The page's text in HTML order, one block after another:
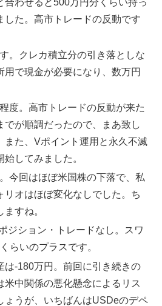
した。高市トレードの反動です
。クレカ積立分の引き落としな
用で現金が必要になり、数万円
度。高市トレードの反動が来た
でが順調だったので、まあ致し
また、Vポイント運用と永久不滅
してみました。
今回はほぼ米国株の下落で、私
リオはほぼ変化なしでした。ち
すね。
ジション・トレードなし。スワ
らいのプラスです。
は-180万円。前回に引き続きの
米中関係の悪化懸念によるリス
ょうが、いちばんはUSDeのデペ